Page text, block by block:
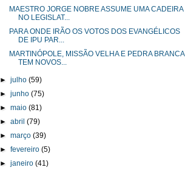
MAESTRO JORGE NOBRE ASSUME UMA CADEIRA
NO LEGISLAT...
PARA ONDE IRÃO OS VOTOS DOS EVANGÉLICOS
DE IPU PAR...
MARTINÓPOLE, MISSÃO VELHA E PEDRA BRANCA
TEM NOVOS...
►julho(59)
►junho(75)
►maio(81)
►abril(79)
►março(39)
►fevereiro(5)
►janeiro(41)